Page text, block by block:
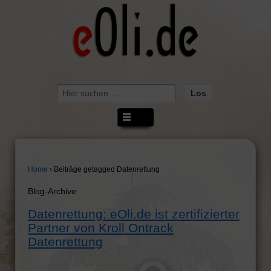
Suche
Home › Beiträge getagged Datenrettung
Blog-Archive
Datenrettung: eOli.de ist zertifizierter
Partner von Kroll Ontrack
Datenrettung